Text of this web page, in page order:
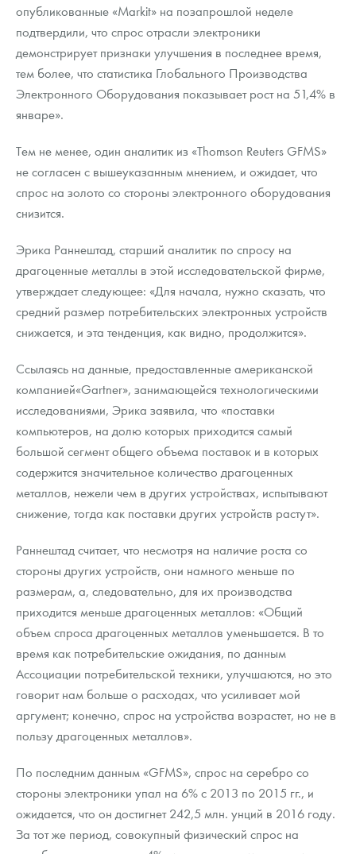
опубликованные «Markit» на позапрошлой неделе
подтвердили, что спрос отрасли электроники
демонстрирует признаки улучшения в последнее время,
тем более, что статистика Глобального Производства
Электронного Оборудования показывает рост на 51,4% в
январе».
Тем не менее, один аналитик из «Thomson Reuters GFMS»
не согласен с вышеуказанным мнением, и ожидает, что
спрос на золото со стороны электронного оборудования
снизится.
Эрика Раннештад, старший аналитик по спросу на
драгоценные металлы в этой исследовательской фирме,
утверждает следующее: «Для начала, нужно сказать, что
средний размер потребительских электронных устройств
снижается, и эта тенденция, как видно, продолжится».
Ссылаясь на данные, предоставленные американской
компанией«Gartner», занимающейся технологическими
исследованиями, Эрика заявила, что «поставки
компьютеров, на долю которых приходится самый
большой сегмент общего объема поставок и в которых
содержится значительное количество драгоценных
металлов, нежели чем в других устройствах, испытывают
снижение, тогда как поставки других устройств растут».
Раннештад считает, что несмотря на наличие роста со
стороны других устройств, они намного меньше по
размерам, а, следовательно, для их производства
приходится меньше драгоценных металлов: «Общий
объем спроса драгоценных металлов уменьшается. В то
время как потребительские ожидания, по данным
Ассоциации потребительской техники, улучшаются, но это
говорит нам больше о расходах, что усиливает мой
аргумент; конечно, спрос на устройства возрастет, но не в
пользу драгоценных металлов».
По последним данным «GFMS», спрос на серебро со
стороны электроники упал на 6% с 2013 по 2015 гг., и
ожидается, что он достигнет 242,5 млн. унций в 2016 году.
За тот же период, совокупный физический спрос на